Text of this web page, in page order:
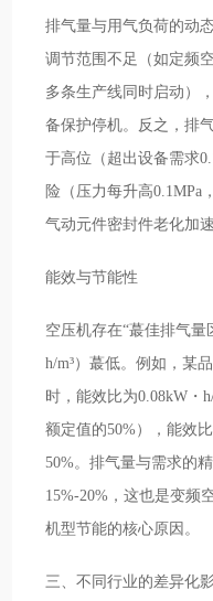
排气量与用气负荷的动
调节范围不足（如定频
多条生产线同时启动）
备保护停机。反之，排
于高位（超出设备需求
险（压力每升高0.1MPa
气动元件密封件老化加
能效与节能性
空压机存在“蕞佳排气量
h/m³）蕞低。例如，某
时，能效比为0.08kW・
额定值的50%），能效
50%。排气量与需求的
15%-20%，这也是变频
机型节能的核心原因。
三、不同行业的差异化